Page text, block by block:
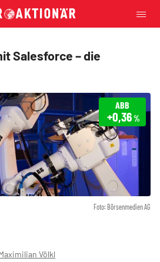
Salesforce – die
Foto: Börsenmedien AG
ABB
+0,36%
Völkl